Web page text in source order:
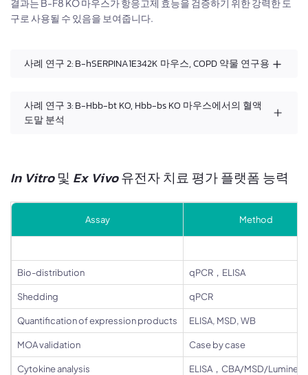
결과는 B-F8 KO 마우스가 항응고제 효능을 검증하기 위한 강력한 도
구로 사용될 수 있음을 보여줍니다.
사례 연구 2: B-hSERPINA1E342K 마우스, COPD 약물 연구용
사례 연구 3: B-Hbb-bt KO, Hbb-bs KO 마우스에서의 혈액
도말 분석
In Vitro및 Ex Vivo유전자 치료 평가 플랫폼 능력
Assay Method
Bio-distribution qPCR，ELISA
Shedding qPCR
Quantification of expression products ELISA, MSD, WB
MOA validation Case by case
Cytokine analysis ELISA，CBA/MSD/Luminex